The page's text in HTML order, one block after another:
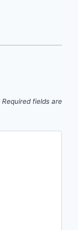
Required fields are